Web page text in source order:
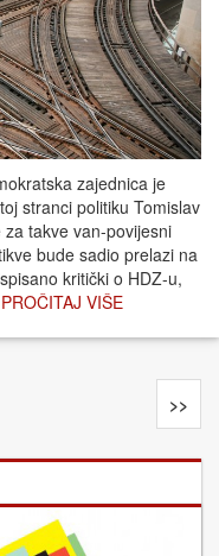
zajednica je
stranci politiku Tomislav
takve van-povijesni
bude sadio prelazi na
kritički o HDZ-u,
PROČITAJ VIŠE
>>